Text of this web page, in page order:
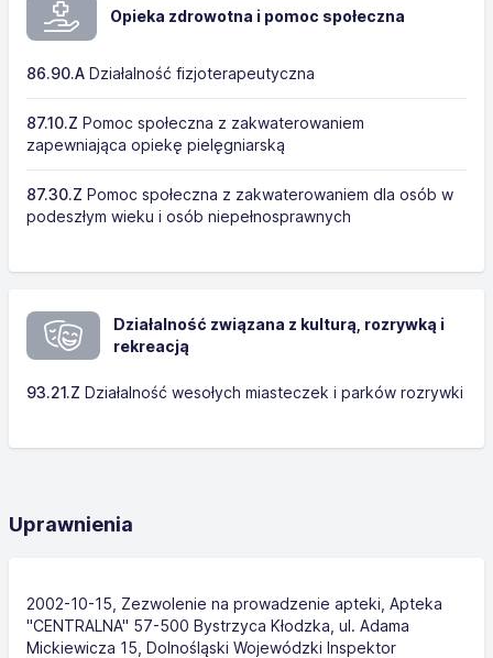
Opieka zdrowotna i pomoc społeczna
86.90.A Działalność fizjoterapeutyczna
87.10.Z Pomoc społeczna z zakwaterowaniem
zapewniająca opiekę pielęgniarską
87.30.Z Pomoc społeczna z zakwaterowaniem dla osób w
podeszłym wieku i osób niepełnosprawnych
Działalność związana z kulturą, rozrywką i
rekreacją
93.21.Z Działalność wesołych miasteczek i parków rozrywki
Uprawnienia
2002-10-15, Zezwolenie na prowadzenie apteki, Apteka
"CENTRALNA" 57-500 Bystrzyca Kłodzka, ul. Adama
Mickiewicza 15, Dolnośląski Wojewódzki Inspektor